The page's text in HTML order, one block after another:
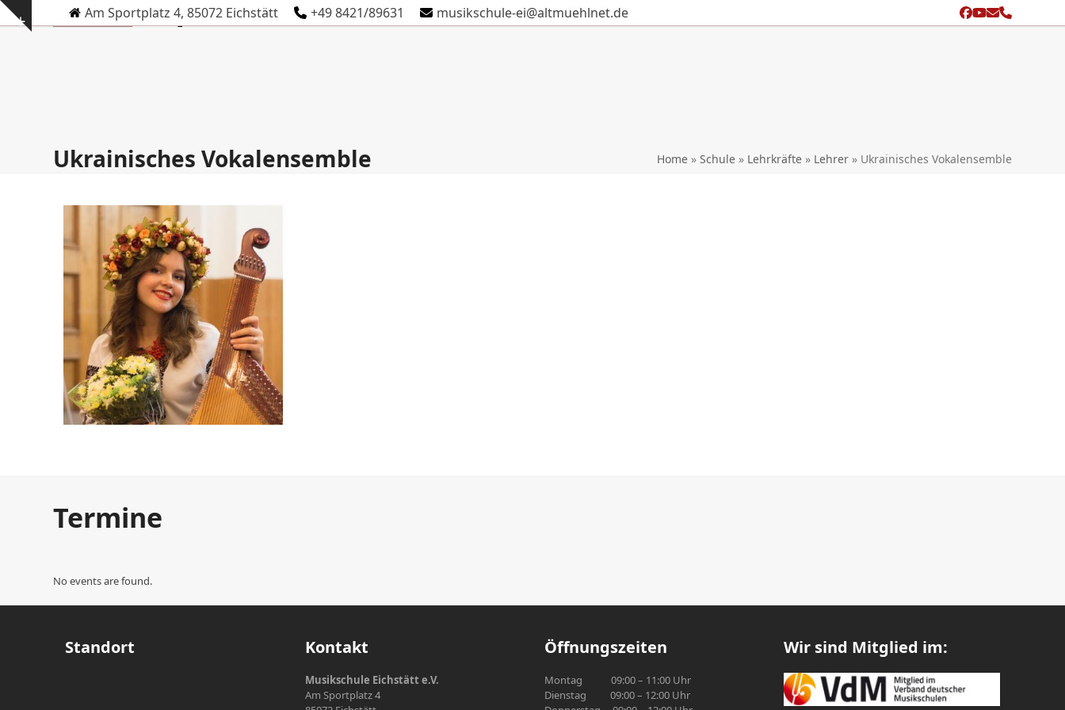
Skip
toShow
Am Sportplatz 4, 85072 Eichstätt +49 8421/89631 musikschule-ei@altmuehlnet.de Facebook
YouTube
EmailPhone
Ukrainisches Vokalensemble Home» Schule» Lehrkräfte» Lehrer» Ukrainisches Vokalensemble
Termine
No events are found.
Standort Kontakt
Musikschule Eichstätt e.V.
Am Sportplatz 4
Öffnungszeiten
Montag 09:00 – 11:00 Uhr
Dienstag 09:00 – 12:00 Uhr
Wir sind Mitglied im: